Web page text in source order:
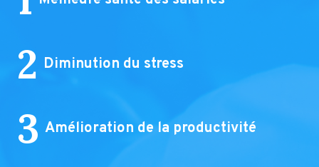
2 Diminution du stress
3 Amélioration de la productivité